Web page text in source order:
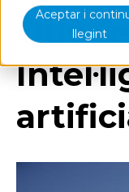
Aceptar i
llegint
Què